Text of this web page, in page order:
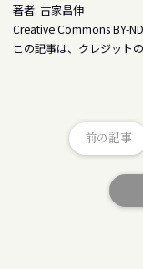
著者: 古家昌伸
Creative Commons BY-ND
この記事は、クレジット
前の記事